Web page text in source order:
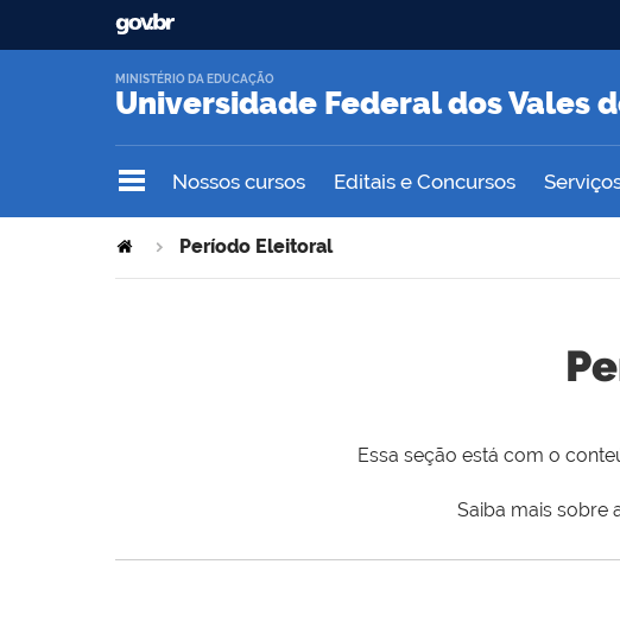
Universidade Federal dos Vales
MINISTÉRIO DA EDUCAÇÃO
Nossos cursos Editais e Concursos
Período Eleitoral
Essa seção está com o
Saiba mais sobre